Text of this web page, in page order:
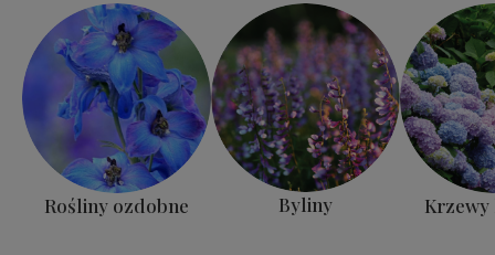
Rośliny ozdobne Byliny